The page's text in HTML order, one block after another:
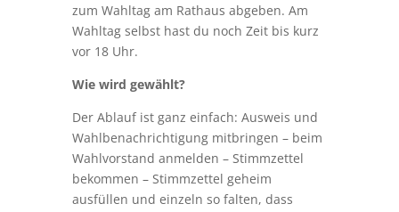
zum Wahltag am Rathaus abgeben. Am
Wahltag selbst hast du noch Zeit bis kurz
vor 18 Uhr.
Wie wird gewählt?
Der Ablauf ist ganz einfach: Ausweis und
Wahlbenachrichtigung mitbringen – beim
Wahlvorstand anmelden – Stimmzettel
bekommen – Stimmzettel geheim
ausfüllen und einzeln so falten, dass